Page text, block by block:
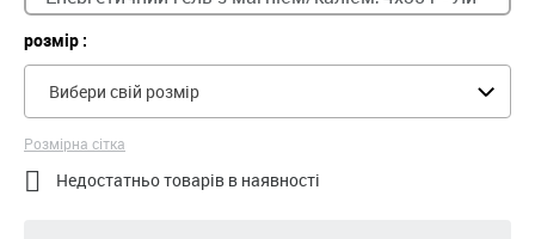
розмір :
Вибери свій розмір
Розмірна сітка
 Недостатньо товарів в наявності